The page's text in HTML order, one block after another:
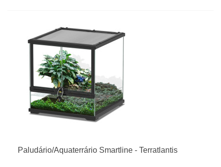
Paludário/Aquaterrário Smartline - Terratlantis